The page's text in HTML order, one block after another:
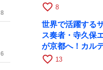
8
6
月6日にRAGでラ
favorite_border 8
世界で活躍する
ス奏者・寺久保
が京都へ！カル
ト・ツアー京都公
favorite_border 13